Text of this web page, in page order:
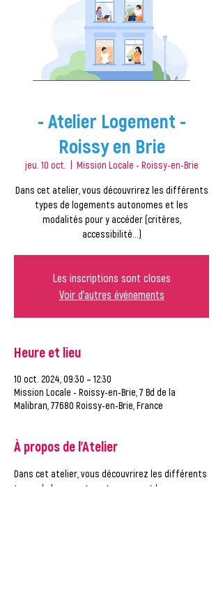
- Atelier Logement -
Roissy en Brie
jeu. 10 oct. Mission Locale - Roissy-en-Brie
Dans cet atelier, vous découvrirez les différents
types de logements autonomes et les
modalités pour y accéder (critères,
accessibilité…)
Les inscriptions sont closes
Voir d'autres événements
Heure et lieu
10 oct. 2024, 09:30 – 12:30
Mission Locale - Roissy-en-Brie, 7 Bd de la
Malibran, 77680 Roissy-en-Brie, France
À propos de l'Atelier
Dans cet atelier, vous découvrirez les différents
types de logements autonomes et les